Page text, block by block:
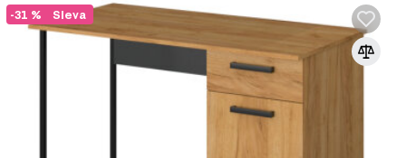
které vám umožňují snadno
Sleva
-31 %